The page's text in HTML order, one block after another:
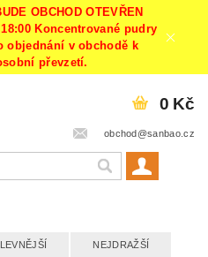
OBCHOD OTEVŘEN
Koncentrované pudry
objednání v obchodě k
převzetí.
obchod@sanbao.cz
0 Kč
NEJDRAŽŠÍ